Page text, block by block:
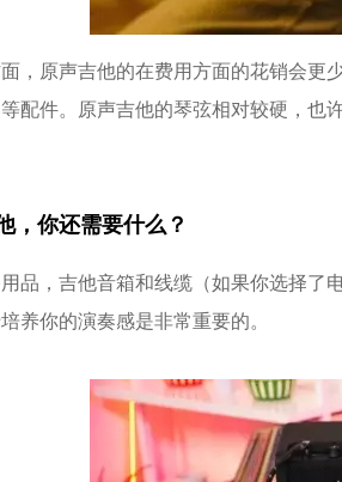
原声吉他的在费用方面的花销会更少
配件。原声吉他的琴弦相对较硬，也
，你还需要什么？
，吉他音箱和线缆（如果你选择了电
养你的演奏感是非常重要的。